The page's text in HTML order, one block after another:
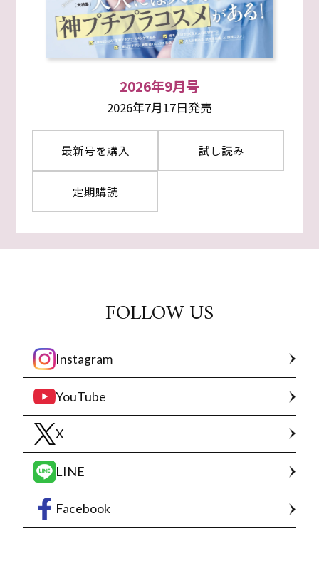
2026年9月号
2026年7月17日発売
最新号を購入 試し読み
定期購読
FOLLOW US
Instagram
YouTube
X
LINE
Facebook